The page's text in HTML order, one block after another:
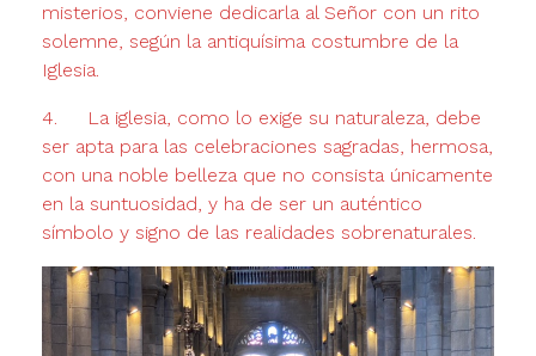
misterios, con­viene dedicarla al Señor con un rito
solemne, según la antiquísima costum­bre de la
Iglesia.
4. La iglesia, como lo exige su naturaleza, debe
ser apta para las celebracio­nes sagradas, hermosa,
con una noble belleza que no consista únicamente
en la suntuosidad, y ha de ser un auténtico
símbolo y signo de las realida­des sobrenaturales.